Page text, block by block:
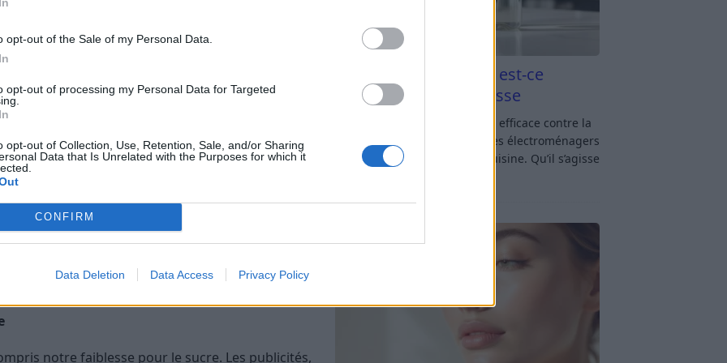
opt-out of the Sale of my Personal Data.
opt-out of processing my Personal Data for Targeted
opt-out of Collection, Use, Retention, Sale, and/or Sharing
Data that Is Unrelated with the Purposes for which it
CONFIRM
Data Deletion Data Access Privacy Policy
introduits à cette saveur délicieuse à travers les
vous êtes-vous déjà demandé pourquoi, en
de sucre ?
de survie
le sucré avait un avantage de survie. Les
une source d’énergie rapide. Donc, être attiré
signifiait une meilleure chance de survie.
cerveau libère de la dopamine, un
d’autres termes, le sucre nous fait nous sentir
plus de produits sucrés.
notre faiblesse pour le sucre. Les publicités,
Vinaigre blanc et four est-ce
efficace contre la graisse
Vinaigre blanc et four : est-ce efficace contre la
graisse ? Le four fait partie des électroménagers
les plus sollicités dans une cuisine. Qu’il s’agisse